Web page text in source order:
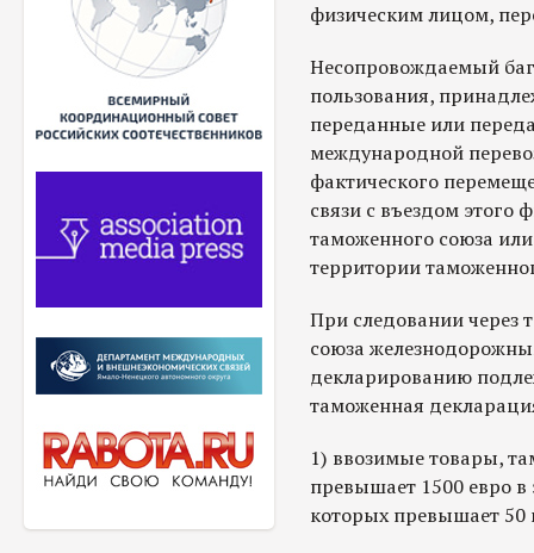
физическим лицом,
Несопровождаемый
пользования,
переданные или
международной
фактического
связи с въездом этого
таможенного союза
территории
При следовании через
союза
декларированию
таможенная
1) ввозимые товары,
превышает 1500 евро
которых превышает 50